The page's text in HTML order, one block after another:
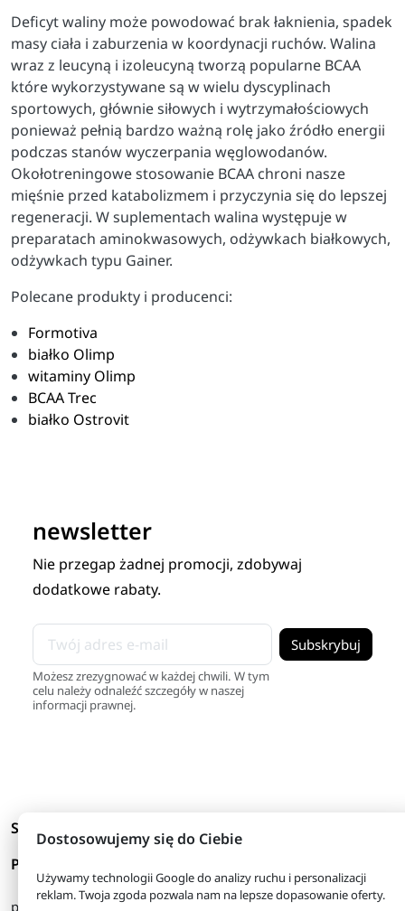
Deficyt waliny może powodować brak łaknienia, spadek
masy ciała i zaburzenia w koordynacji ruchów. Walina
wraz z leucyną i izoleucyną tworzą popularne BCAA
którewykorzystywane są w wielu dyscyplinach
sportowych, głównie siłowych i wytrzymałościowych
ponieważ pełnią bardzo ważną rolę jako źródło energii
podczas stanów wyczerpania węglowodanów.
Okołotreningowe stosowanie BCAA chroni nasze
mięśnie przed katabolizmem i przyczynia się do lepszej
regeneracji. W suplementach walina występuje w
preparatach aminokwasowych, odżywkach białkowych,
odżywkach typu Gainer.
Polecane produkty i producenci:
Formotiva
białko Olimp
witaminy Olimp
BCAA Trec
białko Ostrovit
newsletter
Nie przegap żadnej promocji, zdobywaj
dodatkowe rabaty.
Możesz zrezygnować w każdej chwili. W tym
celu należy odnaleźć szczegóły w naszej
informacji prawnej.
Skróty
Produkty
pon. - piątek 08:00 - 16:00
Dostosowujemy się do Ciebie
Używamy technologii Google do analizy ruchu i personalizacji
reklam. Twoja zgoda pozwala nam na lepsze dopasowanie oferty.